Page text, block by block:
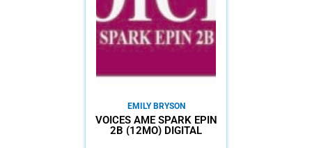
EMILY BRYSON
VOICES AME SPARK EPIN
2B (12MO) DIGITAL